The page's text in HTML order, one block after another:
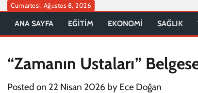
Skip
content
Cumartesi, Ağustos 8, 2026
ANA SAYFA EĞİTİM EKONOMİ SAĞLIK
“Zamanın Ustaları”
Posted on 22 Nisan 2026 by Ece Doğan